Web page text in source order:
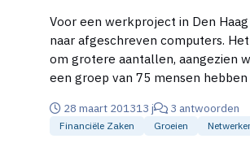
Voor een werkproject in Den
naar afgeschreven computers.
om grotere aantallen, aangezien
een groep van 75 mensen
hoe we hier het beste aan kunnen
ons hier vooral om de continuiteit. We zijn benieuwd.
28 maart 201313 j 3 antwoorden
Financiële Zaken Groeien